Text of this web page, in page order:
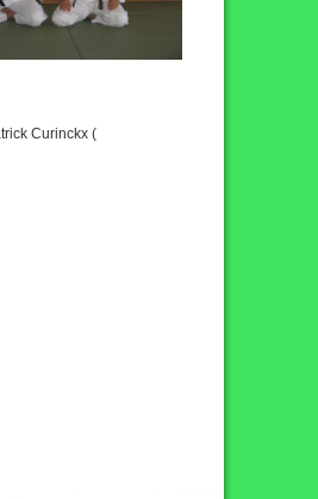
Curinckx (